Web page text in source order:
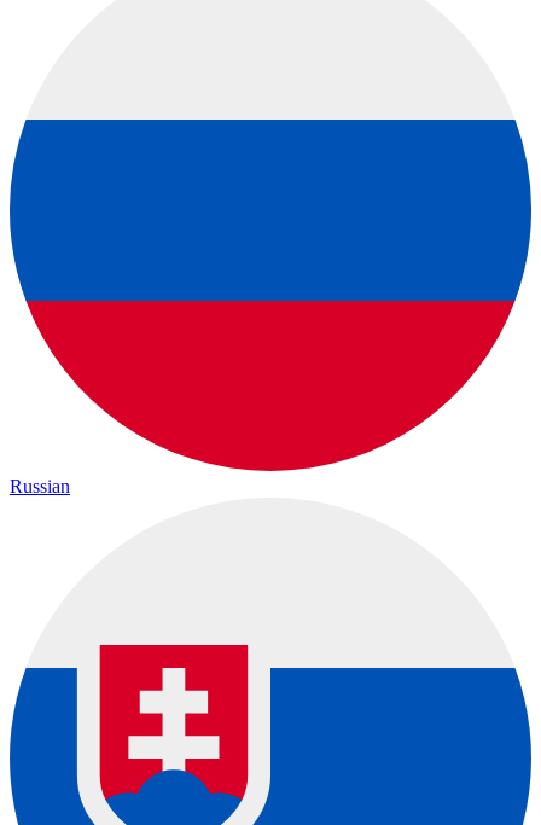
Russian